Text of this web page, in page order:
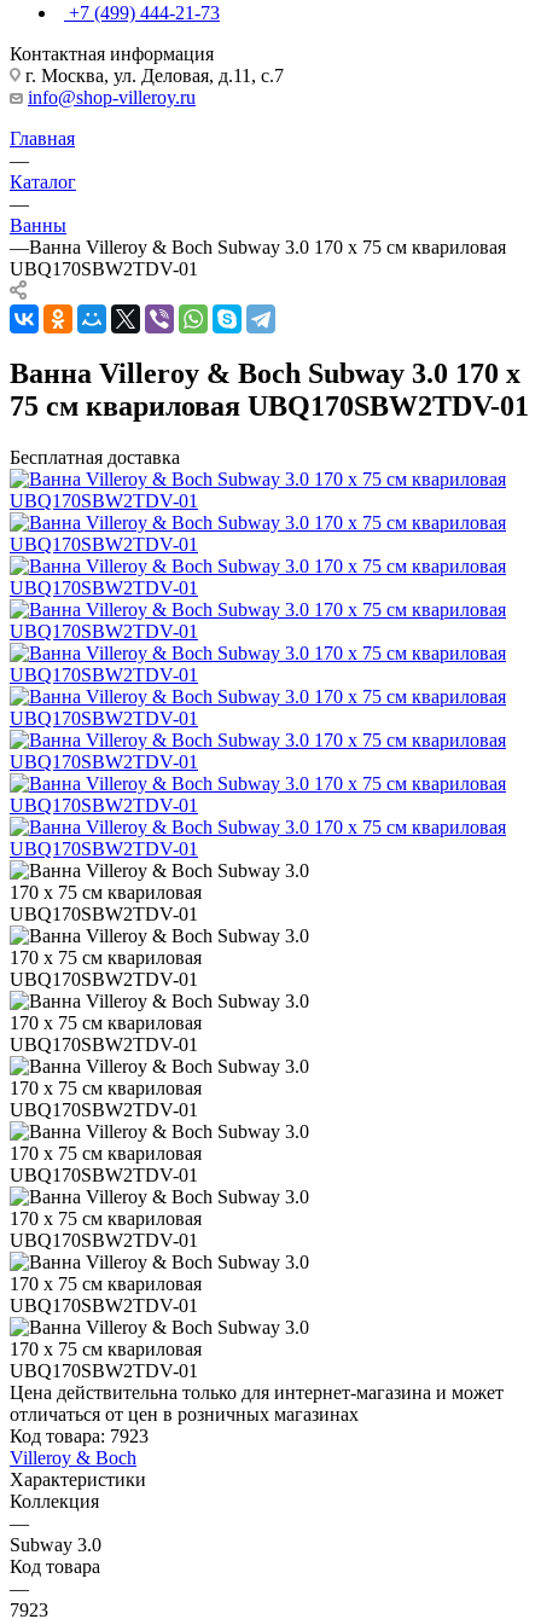
+7 (499) 444-21-73
Контактная информация
г. Москва, ул. Деловая, д.11, с.7
info@shop-villeroy.ru
Главная
—
Каталог
—
Ванны
—Ванна Villeroy & Boch Subway 3.0 170 x 75 см квариловая
UBQ170SBW2TDV-01
Ванна Villeroy & Boch Subway 3.0 170 x
75 см квариловая UBQ170SBW2TDV-01
Бесплатная доставка
Цена действительна только для интернет-магазина и может
отличаться от цен в розничных магазинах
Код товара: 7923
Villeroy & Boch
Характеристики
Коллекция
—
Subway 3.0
Код товара
—
7923